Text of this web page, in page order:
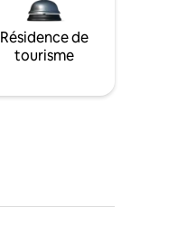
Résidence de
tourisme